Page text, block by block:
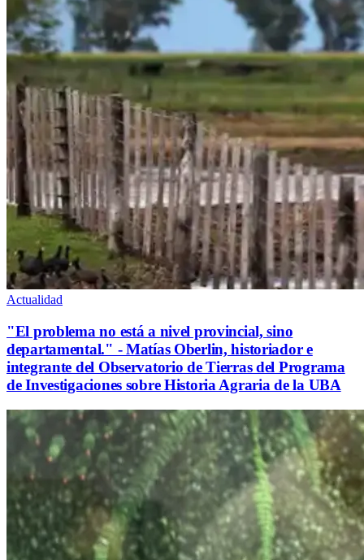
Actualidad
"El problema no está a nivel provincial, sino
departamental." - Matías Oberlin, historiador e
integrante del Observatorio de Tierras del Programa
de Investigaciones sobre Historia Agraria de la UBA